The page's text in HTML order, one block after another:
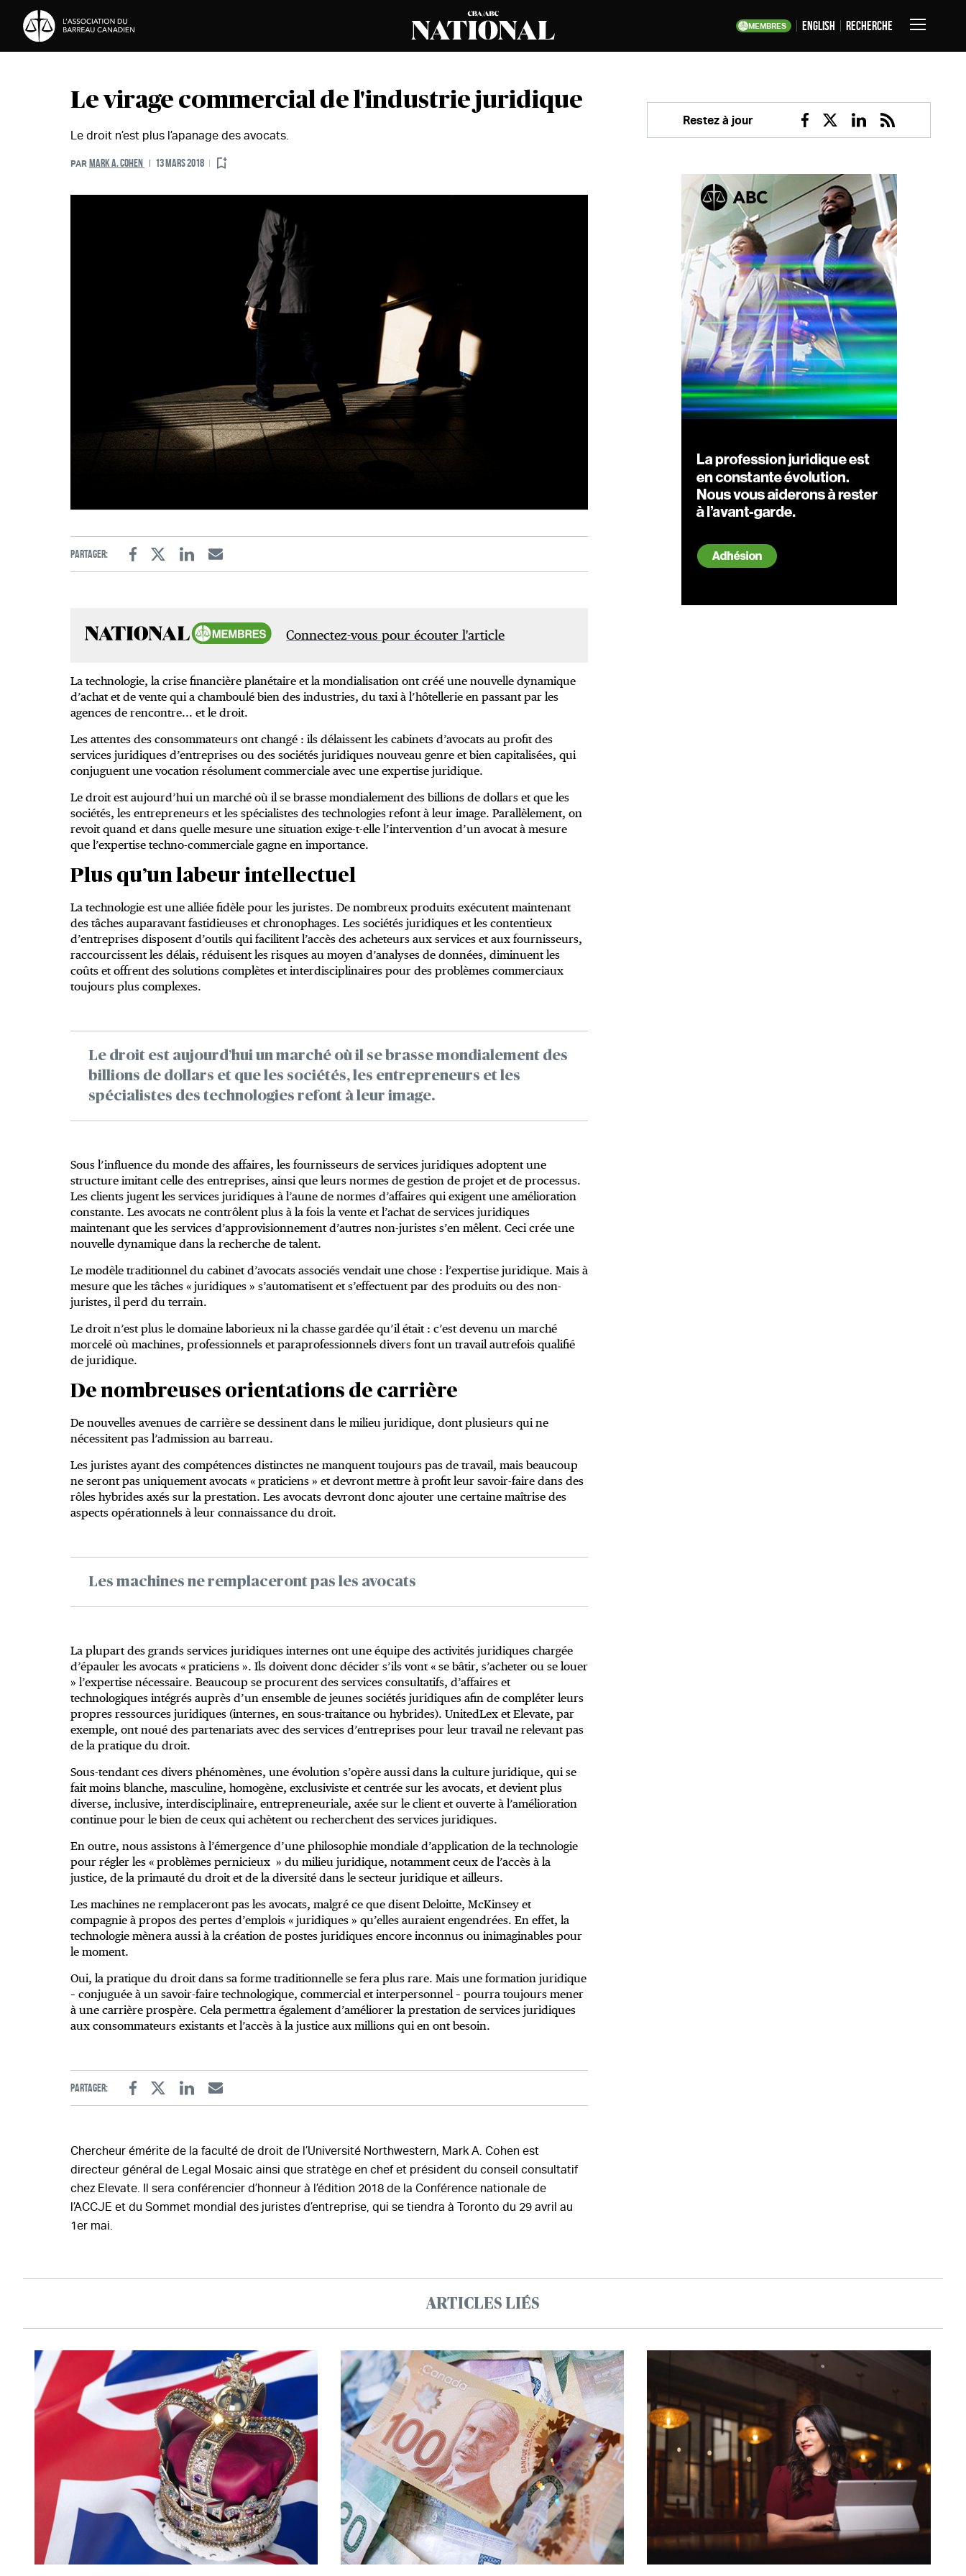
Passer au contenu MEMBRES English Recherche
Basculer
Le virage commercial de l'industrie juridique
Le droit n’est plus l’apanage des avocats.
PAR MARK A. COHEN 13 MARS 2018
Partager:
FacebookTwitterLinkedinEmail
Connectez-vous pour écouter l'article
La technologie, la crise financière planétaire et la mondialisation ont créé une nouvelle dynamique
d’achat et de vente qui a chamboulé bien des industries, du taxi à l’hôtellerie en passant par les
agences de rencontre... et le droit.
Les attentes des consommateurs ont changé : ils délaissent les cabinets d’avocats au profit des
services juridiques d’entreprises ou des sociétés juridiques nouveau genre et bien capitalisées, qui
conjuguent une vocation résolument commerciale avec une expertise juridique.
Le droit est aujourd’hui un marché où il se brasse mondialement des billions de dollars et que les
sociétés, les entrepreneurs et les spécialistes des technologies refont à leur image. Parallèlement, on
revoit quand et dans quelle mesure une situation exige-t-elle l’intervention d’un avocat à mesure
que l’expertise techno-commerciale gagne en importance.
Plus qu’un labeur intellectuel
La technologie est une alliée fidèle pour les juristes. De nombreux produits exécutent maintenant
des tâches auparavant fastidieuses et chronophages. Les sociétés juridiques et les contentieux
d’entreprises disposent d’outils qui facilitent l’accès des acheteurs aux services et aux fournisseurs,
raccourcissent les délais, réduisent les risques au moyen d’analyses de données, diminuent les
coûts et offrent des solutions complètes et interdisciplinaires pour des problèmes commerciaux
toujours plus complexes.
Le droit est aujourd’hui un marché où il se brasse mondialement des
billions de dollars et que les sociétés, les entrepreneurs et les
spécialistes des technologies refont à leur image.
Sous l’influence du monde des affaires, les fournisseurs de services juridiques adoptent une
structure imitant celle des entreprises, ainsi que leurs normes de gestion de projet et de processus.
Les clients jugent les services juridiques à l’aune de normes d’affaires qui exigent une amélioration
constante. Les avocats ne contrôlent plus à la fois la vente et l’achat de services juridiques
maintenant que les services d’approvisionnement d’autres non-juristes s’en mêlent. Ceci crée une
nouvelle dynamique dans la recherche de talent.
Le modèle traditionnel du cabinet d’avocats associés vendait une chose : l’expertise juridique. Mais à
mesure que les tâches « juridiques » s’automatisent et s’effectuent par des produits ou des non-
juristes, il perd du terrain.
Le droit n’est plus le domaine laborieux ni la chasse gardée qu’il était : c’est devenu un marché
morcelé où machines, professionnels et paraprofessionnels divers font un travail autrefois qualifié
de juridique.
De nombreuses orientations de carrière
De nouvelles avenues de carrière se dessinent dans le milieu juridique, dont plusieurs qui ne
nécessitent pas l’admission au barreau.
Les juristes ayant des compétences distinctes ne manquent toujours pas de travail, mais beaucoup
ne seront pas uniquement avocats « praticiens » et devront mettre à profit leur savoir-faire dans des
rôles hybrides axés sur la prestation. Les avocats devront donc ajouter une certaine maîtrise des
aspects opérationnels à leur connaissance du droit.
Les machines ne remplaceront pas les avocats
La plupart des grands services juridiques internes ont une équipe des activités juridiques chargée
d’épauler les avocats « praticiens ». Ils doivent donc décider s’ils vont « se bâtir, s’acheter ou se louer
» l’expertise nécessaire. Beaucoup se procurent des services consultatifs, d’affaires et
technologiques intégrés auprès d’un ensemble de jeunes sociétés juridiques afin de compléter leurs
propres ressources juridiques (internes, en sous-traitance ou hybrides). UnitedLex et Elevate, par
exemple, ont noué des partenariats avec des services d’entreprises pour leur travail ne relevant pas
de la pratique du droit.
Sous-tendant ces divers phénomènes, une évolution s’opère aussi dans la culture juridique, qui se
fait moins blanche, masculine, homogène, exclusiviste et centrée sur les avocats, et devient plus
diverse, inclusive, interdisciplinaire, entrepreneuriale, axée sur le client et ouverte à l’amélioration
continue pour le bien de ceux qui achètent ou recherchent des services juridiques.
En outre, nous assistons à l’émergence d’une philosophie mondiale d’application de la technologie
pour régler les « problèmes pernicieux » du milieu juridique, notamment ceux de l’accès à la
justice, de la primauté du droit et de la diversité dans le secteur juridique et ailleurs.
Les machines ne remplaceront pas les avocats, malgré ce que disent Deloitte, McKinsey et
compagnie à propos des pertes d’emplois « juridiques » qu’elles auraient engendrées. En effet, la
technologie mènera aussi à la création de postes juridiques encore inconnus ou inimaginables pour
le moment.
Oui, la pratique du droit dans sa forme traditionnelle se fera plus rare. Mais une formation juridique
– conjuguée à un savoir-faire technologique, commercial et interpersonnel – pourra toujours mener
à une carrière prospère. Cela permettra également d’améliorer la prestation de services juridiques
aux consommateurs existants et l’accès à la justice aux millions qui en ont besoin.
Partager:
FacebookTwitterLinkedinEmail
Chercheur émérite de la faculté de droit de l’Université Northwestern, Mark A. Cohen est
directeur général de Legal Mosaic ainsi que stratège en chef et président du conseil consultatif
chez Elevate. Il sera conférencier d’honneur à l’édition 2018 de la Conférence nationale de
l’ACCJE et du Sommet mondial des juristes d’entreprise, qui se tiendra à Toronto du 29 avril au
1er mai.
Restez à jour
Facebook
TwitterLinkedin
RSS
ARTICLES LIÉS